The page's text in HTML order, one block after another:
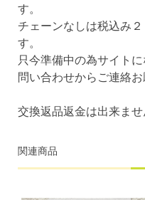
す。
チェーンなしは税込み
す。
只今準備中の為サイト
問い合わせからご連絡お
交換返品返金は出来ませ
関連商品